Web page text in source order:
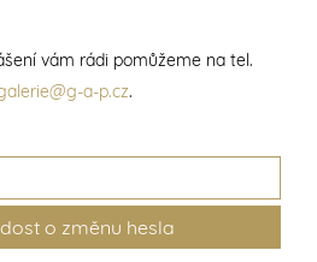
vám rádi pomůžeme na tel.
a-p.cz.